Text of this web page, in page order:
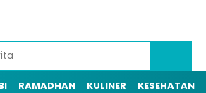
RAMADHAN KULINER KESEHATAN